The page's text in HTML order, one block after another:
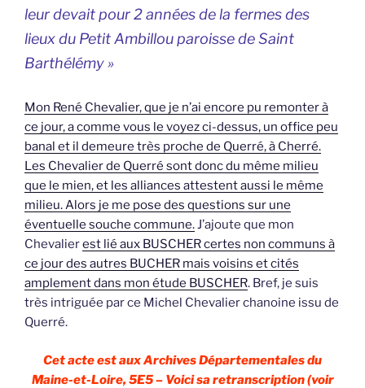
leur devait pour 2 années de la fermes des
lieux du Petit Ambillou paroisse de Saint
Barthélémy »
Mon René Chevalier, que je n’ai encore pu remonter à
ce jour, a comme vous le voyez ci-dessus, un office peu
banal et il demeure très proche de Querré, à Cherré.
Les Chevalier de Querré sont donc du même milieu
que le mien, et les alliances attestent aussi le même
milieu. Alors je me pose des questions sur une
éventuelle souche commune.J’ajoute que mon
Chevalierest lié aux BUSCHER certes non communs à
ce jour des autres BUCHER mais voisins et cités
amplement dans mon étude BUSCHER. Bref, je suis
très intriguée par ce Michel Chevalier chanoine issu de
Querré.
Cet acte est aux Archives Départementales du
Maine-et-Loire, 5E5 – Voici sa retranscription (voir